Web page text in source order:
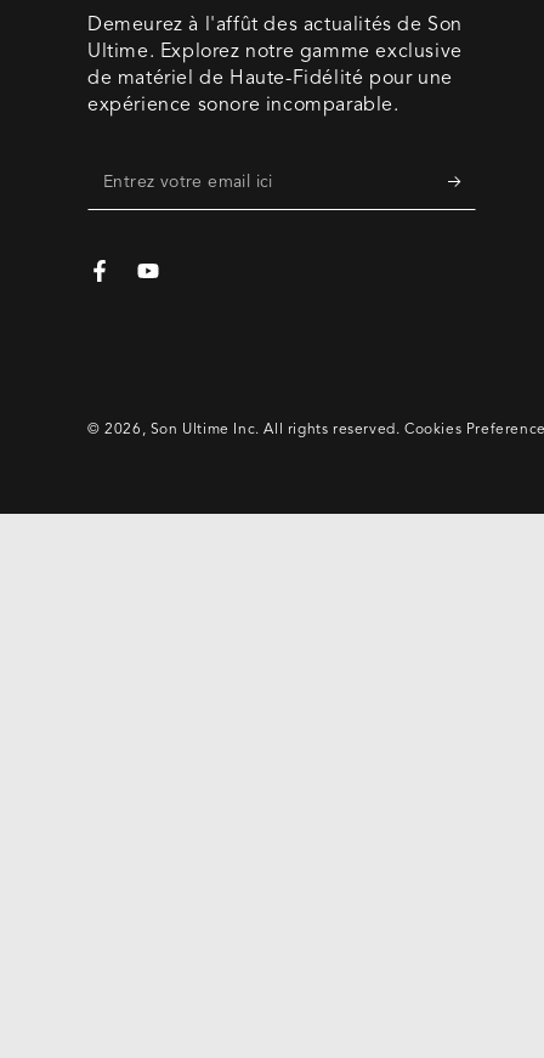
Demeurez à l'affût des actualités de Son
Ultime. Explorez notre gamme exclusive
de matériel de Haute-Fidélité pour une
expérience sonore incomparable.
Entrez
votre
FacebookYouTube
© 2026, Son Ultime Inc. All rights reserved.Cookies